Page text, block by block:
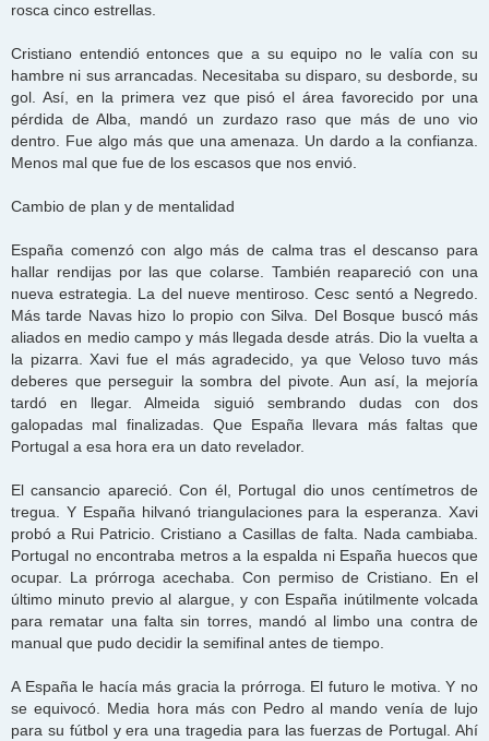
rosca cinco estrellas.
Cristiano entendió entonces que a su equipo no le valía con su
hambre ni sus arrancadas. Necesitaba su disparo, su desborde, su
gol. Así, en la primera vez que pisó el área favorecido por una
pérdida de Alba, mandó un zurdazo raso que más de uno vio
dentro. Fue algo más que una amenaza. Un dardo a la confianza.
Menos mal que fue de los escasos que nos envió.
Cambio de plan y de mentalidad
España comenzó con algo más de calma tras el descanso para
hallar rendijas por las que colarse. También reapareció con una
nueva estrategia. La del nueve mentiroso. Cesc sentó a Negredo.
Más tarde Navas hizo lo propio con Silva. Del Bosque buscó más
aliados en medio campo y más llegada desde atrás. Dio la vuelta a
la pizarra. Xavi fue el más agradecido, ya que Veloso tuvo más
deberes que perseguir la sombra del pivote. Aun así, la mejoría
tardó en llegar. Almeida siguió sembrando dudas con dos
galopadas mal finalizadas. Que España llevara más faltas que
Portugal a esa hora era un dato revelador.
El cansancio apareció. Con él, Portugal dio unos centímetros de
tregua. Y España hilvanó triangulaciones para la esperanza. Xavi
probó a Rui Patricio. Cristiano a Casillas de falta. Nada cambiaba.
Portugal no encontraba metros a la espalda ni España huecos que
ocupar. La prórroga acechaba. Con permiso de Cristiano. En el
último minuto previo al alargue, y con España inútilmente volcada
para rematar una falta sin torres, mandó al limbo una contra de
manual que pudo decidir la semifinal antes de tiempo.
A España le hacía más gracia la prórroga. El futuro le motiva. Y no
se equivocó. Media hora más con Pedro al mando venía de lujo
para su fútbol y era una tragedia para las fuerzas de Portugal. Ahí